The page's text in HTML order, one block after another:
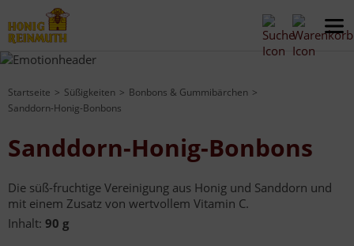
Startseite Süßigkeiten
Bonbons & Gummibärchen
Sanddorn-Honig-Bonbons
Sanddorn-Honig-Bonbons
Die süß-fruchtige Vereinigung aus Honig und Sanddorn und
mit einem Zusatz von wertvollem Vitamin C.
Inhalt: 90 g